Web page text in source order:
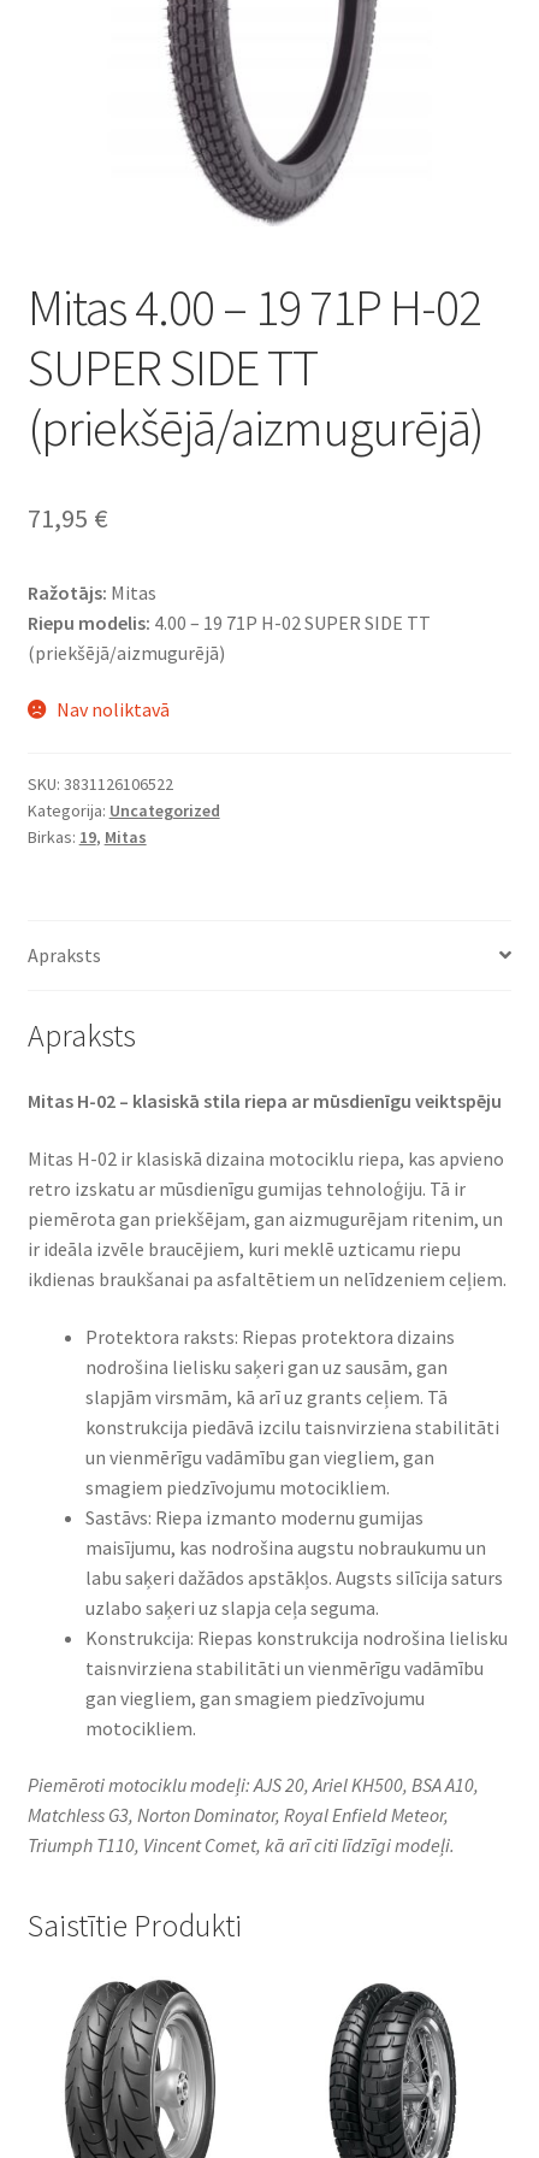
Mitas 4.00 – 19 71P H-02
SUPER SIDE TT
(priekšējā/aizmugurējā)
71,95 €
Ražotājs: Mitas
Riepu modelis: 4.00 – 19 71P H-02 SUPER SIDE TT
(priekšējā/aizmugurējā)
Nav noliktavā
SKU: 3831126106522
Kategorija: Uncategorized
Birkas: 19, Mitas
Apraksts
Apraksts
Mitas H-02 – klasiskā stila riepa ar mūsdienīgu veiktspēju
Mitas H-02 ir klasiskā dizaina motociklu riepa, kas apvieno
retro izskatu ar mūsdienīgu gumijas tehnoloģiju. Tā ir
piemērota gan priekšējam, gan aizmugurējam ritenim, un
ir ideāla izvēle braucējiem, kuri meklē uzticamu riepu
ikdienas braukšanai pa asfaltētiem un nelīdzeniem ceļiem.
Protektora raksts: Riepas protektora dizains
nodrošina lielisku saķeri gan uz sausām, gan
slapjām virsmām, kā arī uz grants ceļiem. Tā
konstrukcija piedāvā izcilu taisnvirziena stabilitāti
un vienmērīgu vadāmību gan viegliem, gan
smagiem piedzīvojumu motocikliem.
Sastāvs: Riepa izmanto modernu gumijas
maisījumu, kas nodrošina augstu nobraukumu un
labu saķeri dažādos apstākļos. Augsts silīcija saturs
uzlabo saķeri uz slapja ceļa seguma.
Konstrukcija: Riepas konstrukcija nodrošina lielisku
taisnvirziena stabilitāti un vienmērīgu vadāmību
gan viegliem, gan smagiem piedzīvojumu
motocikliem.
Piemēroti motociklu modeļi: AJS 20, Ariel KH500, BSA A10,
Matchless G3, Norton Dominator, Royal Enfield Meteor,
Triumph T110, Vincent Comet, kā arī citi līdzīgi modeļi.
Saistītie Produkti